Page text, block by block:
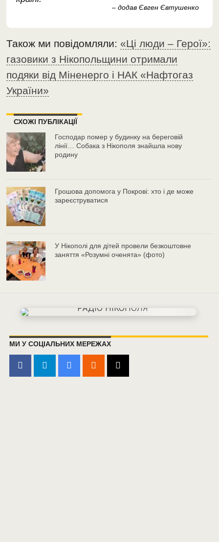
– додав Євген Євтушенко
Також ми повідомляли:«Ці люди – Герої»:
газовики з Нікопольщини отримали
подяки від Міненерго і НАК «Нафтогаз
України»
СХОЖІ ПУБЛІКАЦІЇ
Господар помер у будинку на береговій
лінії… Собака з Нікополя знайшла нову
родину
Грошова допомога у Покрові: хто і де може
зареєструватися
У Нікополі для дітей провели безкоштовне
заняття «Розумні оченята» (фото)
МИ У СОЦІАЛЬНИХ МЕРЕЖАХ